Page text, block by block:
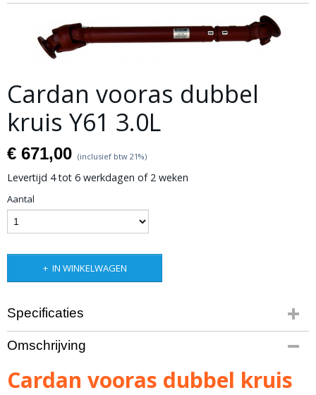
Cardan vooras dubbel
kruis Y61 3.0L
€ 671,00 (inclusief btw 21%)
Levertijd 4 tot 6 werkdagen of 2 weken
Aantal
IN WINKELWAGEN
Specificaties
Productcode leverancier
11383A (artikel kan niet retour)
Bruto gewicht
10,00 Kg
Omschrijving
Cardan vooras dubbel kruis